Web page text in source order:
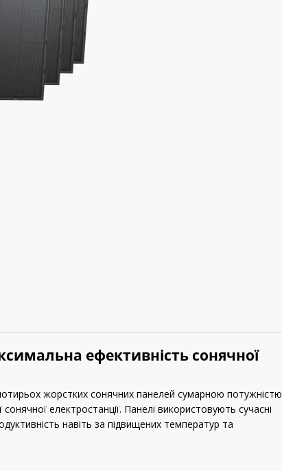
ефективність сонячної
жорстких сонячних панелей сумарною потужністю
електростанції. Панелі використовують сучасні
навіть за підвищених температур та